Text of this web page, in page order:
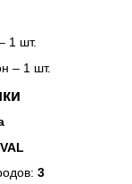
1 шт.
– 1 шт.
3